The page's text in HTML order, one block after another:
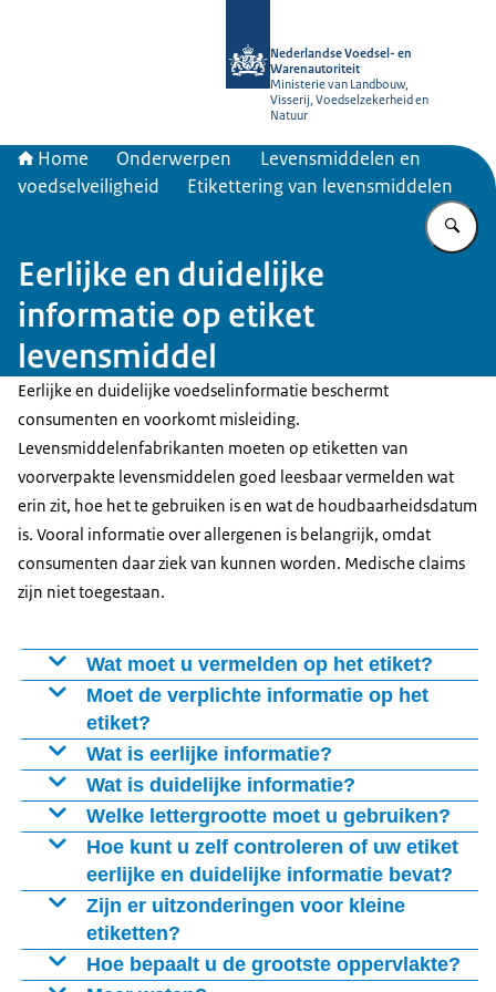
Nederlandse Voedsel- en
Warenautoriteit
Ministerie van Landbouw,
Visserij, Voedselzekerheid en
Natuur
Home Onderwerpen
Levensmiddelen en
voedselveiligheid
Etikettering van levensmiddelen
Eerlijke en duidelijke
informatie op etiket
levensmiddel
Eerlijke en duidelijke voedselinformatie beschermt
consumenten en voorkomt misleiding.
Levensmiddelenfabrikanten moeten op etiketten van
voorverpakte levensmiddelen goed leesbaar vermelden wat
erin zit, hoe het te gebruiken is en wat de houdbaarheidsdatum
is. Vooral informatie over allergenen is belangrijk, omdat
consumenten daar ziek van kunnen worden. Medische claims
zijn niet toegestaan.
Wat moet u vermelden op het etiket?
U moet de volgende zaken op het etiket vermelden,
indien van toepassing (in woord of in getal):
de naam van het levensmiddel
de lijst van ingrediënten
of er allergenen in het product zitten
de kwantitatieve ingrediëntendeclaratie (KWID)
netto hoeveelheid
houdbaarheidsdatum
bijzondere bewaarvoorschriften en/of
gebruiksvoorwaarden
Moet de verplichte informatie op het
etiket?
U moet de verplichte informatie op de verpakking
vermelden of op het etiket. Dit etiket mag niet
gemakkelijk te verwijderen zijn.
Wat is eerlijke informatie?
Eerlijke informatie wil zeggen dat de informatie op het
etiket een goed beeld geeft van het levensmiddel en
dat het niet misleidend is.
U mag bijvoorbeeld niet vermelden dat een
levensmiddel bijzondere kenmerken heeft, terwijl
andere soortgelijke producten die ook hebben. Zo is de
term vetvrij voor lolly's niet toegestaan omdat geen
Wat is duidelijke informatie?
Duidelijke informatie betekent onder andere het
volgende:
duidelijk zichtbare plek
voldoende afstand tussen letters en regels
goed leesbaar lettertype
voldoende contrast tussen tekst en achtergrond
Welke lettergrootte moet u gebruiken?
Vergroot afbeelding Appendix
Hoe kunt u zelf controleren of uw etiket
eerlijke en duidelijke informatie bevat?
Zelf controleren of u het goed doet? Beantwoord dan
de volgende vragen:
Geeft het etiket een juist beeld van het
Zijn er uitzonderingen voor kleine
etiketten?
Er zijn uitzonderingen voor kleine etiketten. Bepaal aan
Hoe bepaalt u de grootste oppervlakte?